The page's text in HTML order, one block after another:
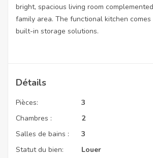
bright, spacious living room
family area. The functional kitchen
built-in storage solutions.
Détails
Pièces:
3
Chambres :
2
Salles de bains :
3
Statut du bien:
Louer